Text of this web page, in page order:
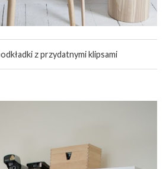
z przydatnymi klipsami